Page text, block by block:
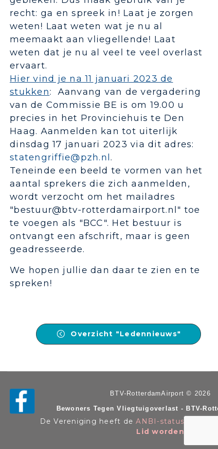
recht: ga en spreek in! Laat je zorgen
weten! Laat weten wat je nu al
meemaakt aan vliegellende! Laat
weten dat je nu al veel te veel overlast
ervaart.
Hier vind je na 11 januari 2023 de
stukken: Aanvang van de vergadering
van de Commissie BE is om 19.00 u
precies in het Provinciehuis te Den
Haag. Aanmelden kan tot uiterlijk
dinsdag 17 januari 2023 via dit adres:
statengriffie@pzh.nl .
Teneinde een beeld te vormen van het
aantal sprekers die zich aanmelden,
wordt verzocht om het mailadres
"bestuur@btv-rotterdamairport.nl" toe
te voegen als "BCC". Het bestuur is
ontvangt een afschrift, maar is geen
geadresseerde.
We hopen jullie dan daar te zien en te
spreken!
Overzicht "Ledennieuws"
BTV-RotterdamAirport © 2026
Bewoners Tegen Vliegtuigoverlast - BTV-
De Vereniging heeft deANBI-status
Lid worden